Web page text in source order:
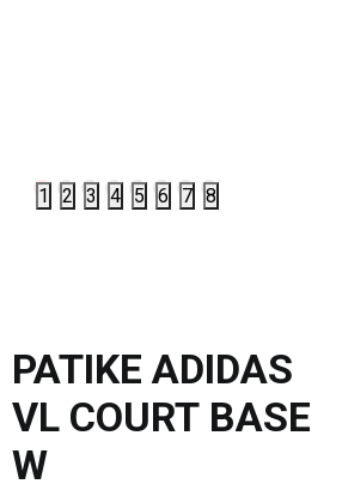
1 2 3 4 5 6 7 8
PATIKE ADIDAS
VL COURT BASE
W